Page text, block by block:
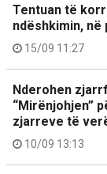
Tentuan të
ndëshkimin, në
15/09 11:27
Nderohen
“Mirënjohjen”
zjarreve të
10/09 13:13